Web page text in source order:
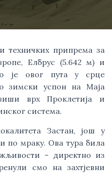
техничких припрема за
Елбрус (5.642 м) и
је овог пута у срце
зимски успон на Маја
врх Проклетија и
система.
Застан, још у
по мраку. Ова тура била
– директно из
смо на захтјевни